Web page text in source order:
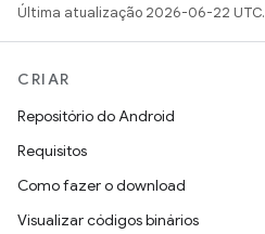
Última atualização 2026-06-22 UTC.
CRIAR
Repositório do Android
Requisitos
Como fazer o download
Visualizar códigos binários